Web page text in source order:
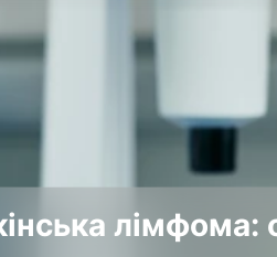
лімфома: